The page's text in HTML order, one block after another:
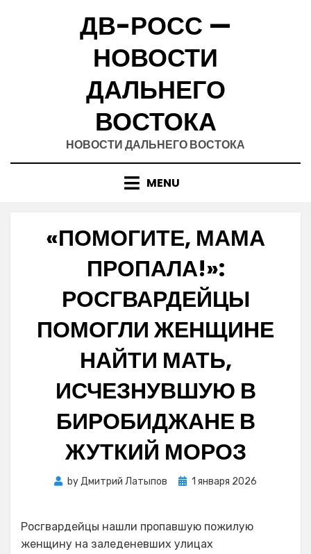
ДВ-РОСС —
НОВОСТИ
ДАЛЬНЕГО
ВОСТОКА
НОВОСТИ ДАЛЬНЕГО ВОСТОКА
MENU
«ПОМОГИТЕ, МАМА
ПРОПАЛА!»:
РОСГВАРДЕЙЦЫ
ПОМОГЛИ ЖЕНЩИНЕ
НАЙТИ МАТЬ,
ИСЧЕЗНУВШУЮ В
БИРОБИДЖАНЕ В
ЖУТКИЙ МОРОЗ
byДмитрий Латыпов
Posted
1 января 2026
Росгвардейцы нашли пропавшую пожилую
женщину на заледеневших улицах